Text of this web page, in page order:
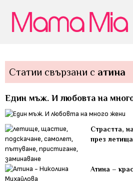
Статии свързани с атина
Eдин мъж. И любовта на
Страстта,
през летища
Атина –